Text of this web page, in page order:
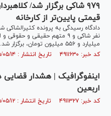
۹۷۹ شاکی برگزار شد/
قیمتی پایین‌تر از کارخانه
میلیارد و ۵۵۶ میلیون تومان، برگزار شد.
کد خبر: ۴۹۱۱۶۳۰ تاریخ انتشار : ۱۴۰۵/۰۵/۱۴
اینفوگرافیک | هشدار قضایی
اربعین
کد خبر: ۴۹۱۱۳۲۷ تاریخ انتشار : ۱۴۰۵/۰۵/۱۲